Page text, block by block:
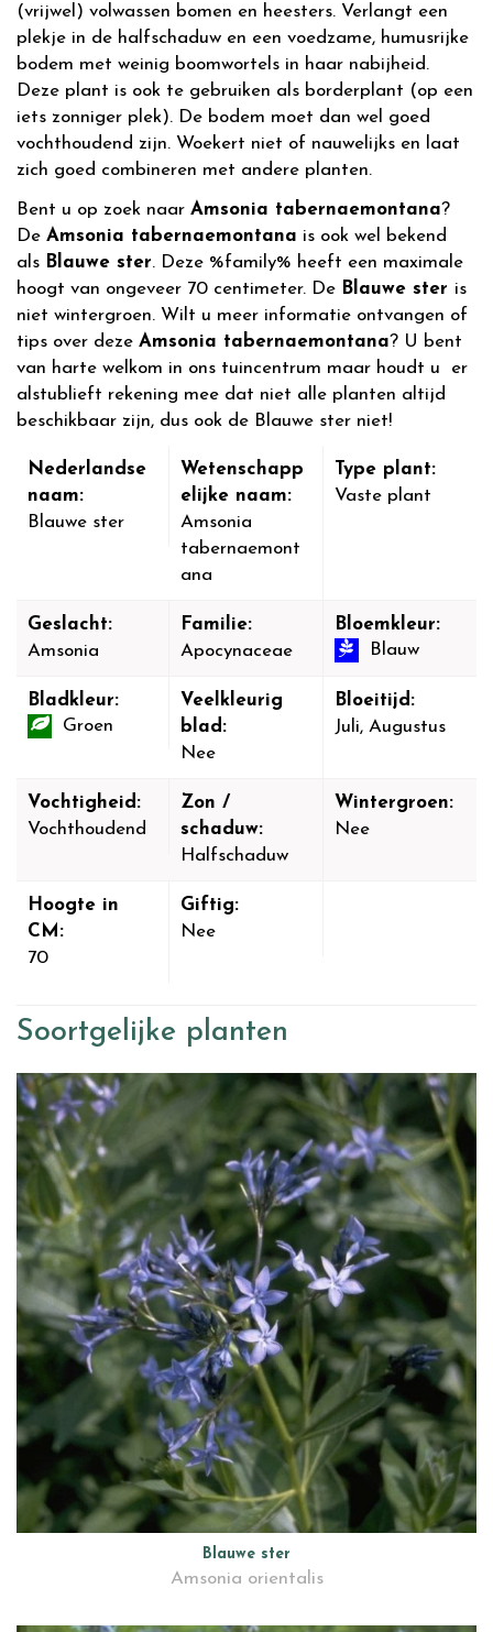
(vrijwel) volwassen bomen en heesters. Verlangt een
plekje in de halfschaduw en een voedzame, humusrijke
bodem met weinig boomwortels in haar nabijheid.
Deze plant is ook te gebruiken als borderplant (op een
iets zonniger plek). De bodem moet dan wel goed
vochthoudend zijn. Woekert niet of nauwelijks en laat
zich goed combineren met andere planten.
Bent u op zoek naar Amsonia tabernaemontana?
De Amsonia tabernaemontana is ook wel bekend
als Blauwe ster. Deze %family% heeft een maximale
hoogt van ongeveer 70 centimeter. De Blauwe ster is
niet wintergroen. Wilt u meer informatie ontvangen of
tips over deze Amsonia tabernaemontana? U bent
van harte welkom in ons tuincentrum maar houdt u er
alstublieft rekening mee dat niet alle planten altijd
beschikbaar zijn, dus ook de Blauwe ster niet!
Nederlandse
naam:
Blauwe ster
Wetenschapp
elijke naam:
Amsonia
tabernaemont
ana
Type plant:
Vaste plant
Geslacht:
Amsonia
Familie:
Apocynaceae
Bloemkleur:
Blauw
Bladkleur:
Groen
Veelkleurig
blad:
Nee
Bloeitijd:
Juli, Augustus
Vochtigheid:
Vochthoudend
Zon /
schaduw:
Halfschaduw
Wintergroen:
Nee
Hoogte in
CM:
70
Giftig:
Nee
Soortgelijke planten
Blauwe ster
Amsonia orientalis